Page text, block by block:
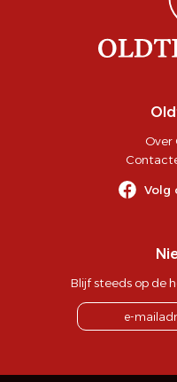
Volg
Blijf steeds op de